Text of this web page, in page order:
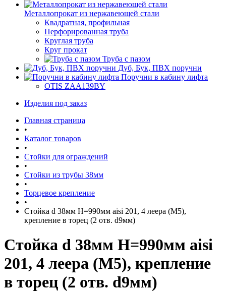
Металлопрокат из нержавеющей стали
Квадратная, профильная
Перфорированная труба
Круглая труба
Круг прокат
Труба с пазом
Дуб, Бук, ПВХ поручни
Поручни в кабину лифта
OTIS ZAA139BY
Изделия под заказ
Главная страница
•
Каталог товаров
•
Стойки для ограждений
•
Стойки из трубы 38мм
•
Торцевое крепление
•
Стойка d 38мм H=990мм aisi 201, 4 леера (М5),
крепление в торец (2 отв. d9мм)
Стойка d 38мм H=990мм aisi
201, 4 леера (М5), крепление
в торец (2 отв. d9мм)